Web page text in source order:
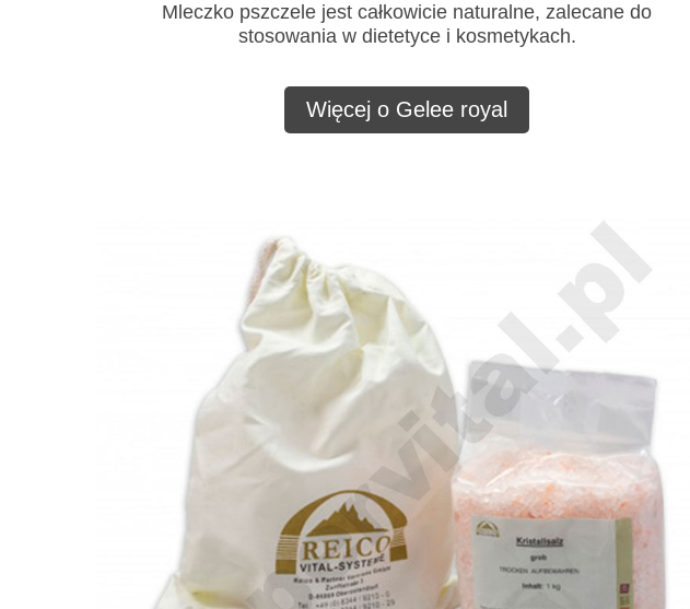
Mleczko pszczele jest całkowicie naturalne, zalecane do
stosowania w dietetyce i kosmetykach.
Więcej o Gelee royal